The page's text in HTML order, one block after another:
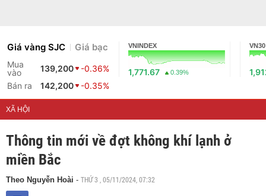
Giá vàng SJC Giá bạc
Mua
vào
139,200
-0.36%
Bán ra
142,200 -0.35%
VNINDEX
1,771.67 0.39%
VN30
XÃ HỘI
Thông tin mới về đợt không khí lạnh ở
miền Bắc
Theo Nguyễn Hoài - THỨ 3 , 05/11/2024, 07:32